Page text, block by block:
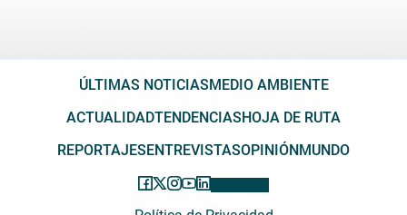
ÚLTIMAS NOTICIASMEDIO AMBIENTE
ACTUALIDADTENDENCIASHOJA DE RUTA
REPORTAJESENTREVISTASOPINIÓNMUNDO